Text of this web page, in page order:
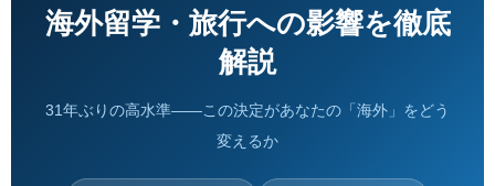
海外留学・旅行への影響を徹底
解説
31年ぶりの高水準——この決定があなたの「海外」をどう
変えるか